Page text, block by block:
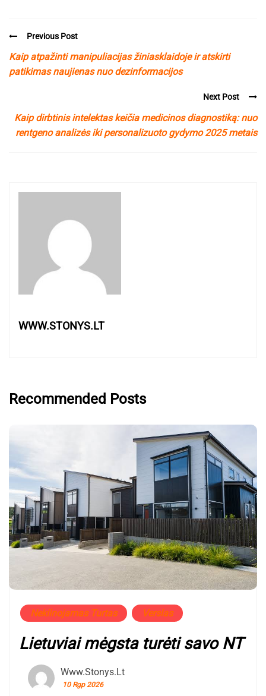
Previous Post
Kaip atpažinti manipuliacijas žiniasklaidoje ir atskirti
patikimas naujienas nuo dezinformacijos
Next Post
Kaip dirbtinis intelektas keičia medicinos diagnostiką: nuo
rentgeno analizės iki personalizuoto gydymo 2025 metais
WWW.STONYS.LT
Recommended Posts
Nekilnojamas Turtas Verslas
Lietuviai mėgsta turėti savo NT
Www.stonys.lt
10 Rgp 2026